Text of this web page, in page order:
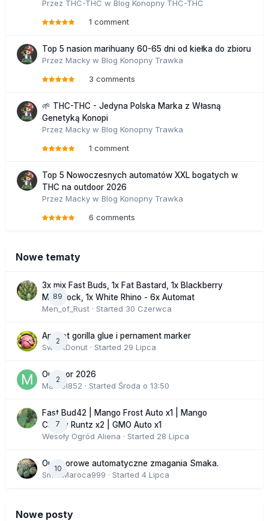
Przez THC-THC w Blog Konopny THC-THC
1 comment
Top 5 nasion marihuany 60-65 dni od kiełka do zbioru
Przez Macky w Blog Konopny Trawka
3 comments
🌱 THC-THC - Jedyna Polska Marka z Własną
Genetyką Konopi
Przez Macky w Blog Konopny Trawka
1 comment
Top 5 Nowoczesnych automatów XXL bogatych w
THC na outdoor 2026
Przez Macky w Blog Konopny Trawka
6 comments
Nowe tematy
89
3x mix Fast Buds, 1x Fat Bastard, 1x Blackberry
Moonrock, 1x White Rhino - 6x Automat
Men_of_Rust · Started 30 Czerwca
2
Apricot gorilla glue i pernament marker
SweetDonut · Started 29 Lipca
2
Outdoor 2026
Marcel852 · Started Środa o 13:50
7
Fast Bud42 | Mango Frost Auto x1 | Mango
Cherry Runtz x2 | GMO Auto x1
Wesoły Ogród Aliena · Started 28 Lipca
10
Outdoorowe automatyczne zmagania Smaka.
SmakMaroca999 · Started 4 Lipca
Nowe posty